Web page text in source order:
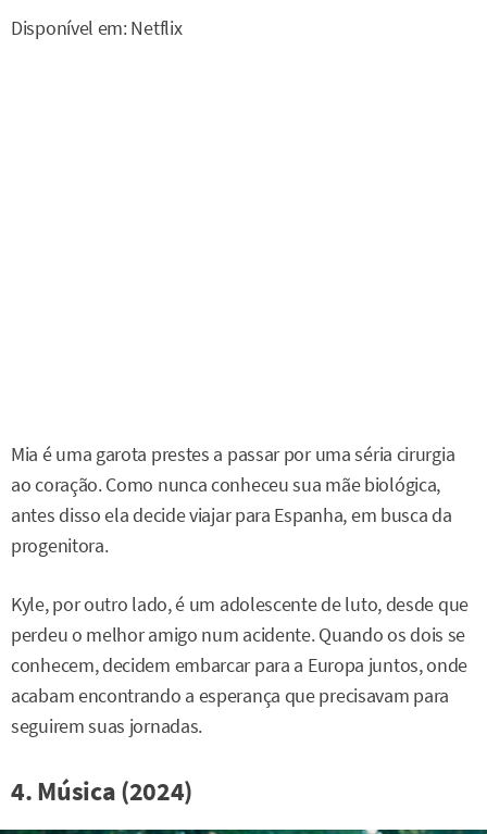
Disponível em: Netflix
Mia é uma garota prestes a passar por uma séria cirurgia
ao coração. Como nunca conheceu sua mãe biológica,
antes disso ela decide viajar para Espanha, em busca da
progenitora.
Kyle, por outro lado, é um adolescente de luto, desde que
perdeu o melhor amigo num acidente. Quando os dois se
conhecem, decidem embarcar para a Europa juntos, onde
acabam encontrando a esperança que precisavam para
seguirem suas jornadas.
4. Música (2024)